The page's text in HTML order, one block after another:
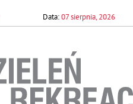
07 sierpnia, 2026